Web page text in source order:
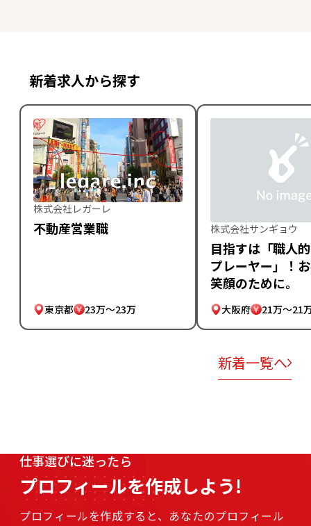
新着求人から探す
株式会社レガーレ
不動産営業職
東京都 23万～23万
株式会社サンギョウ
目指すは「職人
プレーヤー」！
笑顔のために。
大阪府 21万～21
新着一覧へ
仕事選びに迷ったら
プロフィールを作成しよう!
プロフィールを作成すると、あなたのプロフィール